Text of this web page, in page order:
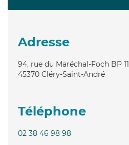
Adresse
94, rue du Maréchal-Foch BP 11
45370 Cléry-Saint-André
Téléphone
02 38 46 98 98